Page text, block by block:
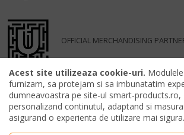
OFFICIAL MERCHANDISING
Acest site utilizeaza cookie-uri.
furnizam, sa protejam si sa imbunatatim
dumneavoastra pe site-ul smart-products.ro,
personalizand continutul, adaptand si
asigurand o experienta de utilizare mai sigura.